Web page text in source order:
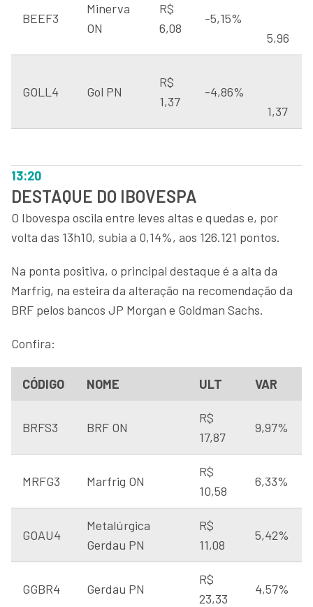
BEEF3
Minerva
ON
R$
6,08
-5,15%
5,96
GOLL4 Gol PN
R$
1,37
-4,86%
1,37
13:20
DESTAQUE DO IBOVESPA
O Ibovespa oscila entre leves altas e quedas e, por
volta das 13h10, subia a 0,14%, aos 126.121 pontos.
Na ponta positiva, o principal destaque é a alta da
Marfrig, na esteira da alteração na recomendação da
BRF pelos bancos JP Morgan e Goldman Sachs.
Confira:
CÓDIGO NOME ULT VAR
BRFS3 BRF ON
R$
17,87
9,97%
MRFG3 Marfrig ON
R$
10,58
6,33%
GOAU4
Metalúrgica
Gerdau PN
R$
11,08
5,42%
GGBR4 Gerdau PN
R$
23,33
4,57%